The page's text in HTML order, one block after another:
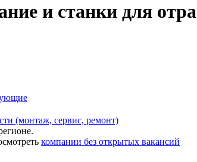
и станки для
(монтаж, сервис, ремонт)
компании без открытых вакансий